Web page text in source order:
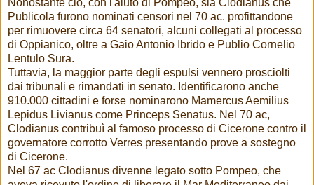
Publicola furono nominati censori nel 70 ac. profittandone
per rimuovere circa 64 senatori, alcuni collegati al processo
di Oppianico, oltre a Gaio Antonio Ibrido e Publio Cornelio
Lentulo Sura.
Tuttavia, la maggior parte degli espulsi vennero prosciolti
dai tribunali e rimandati in senato. Identificarono anche
910.000 cittadini e forse nominarono Mamercus Aemilius
Lepidus Livianus come Princeps Senatus. Nel 70 ac,
Clodianus contribuì al famoso processo di Cicerone contro il
governatore corrotto Verres presentando prove a sostegno
di Cicerone.
Nel 67 ac Clodianus divenne legato sotto Pompeo, che